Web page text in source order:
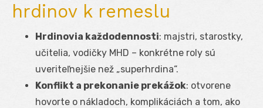
hrdinov k remeslu
Hrdinovia každodennosti: majstri, starostky,
učitelia, vodičky MHD – konkrétne roly sú
uveriteľnejšie než „superhrdina“.
Konflikt a prekonanie prekážok: otvorene
hovorte o nákladoch, komplikáciách a tom, ako